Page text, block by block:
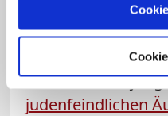
Wittenberg sowie
mit den Stationen
im Jubiläumsjahr
schon auf der
judenfeindlichen